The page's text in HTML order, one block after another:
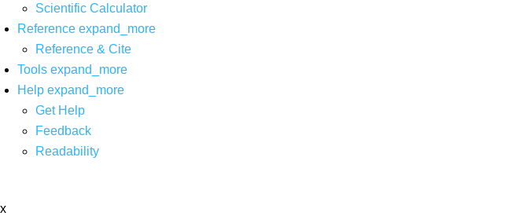
Scientific Calculator
Reference expand_more
Reference & Cite
Tools expand_more
Help expand_more
Get Help
Feedback
Readability
x